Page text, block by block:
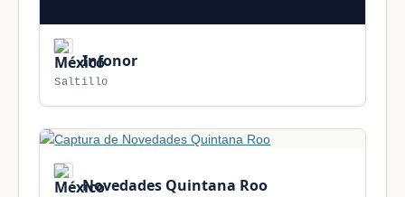
Infonor
Saltillo
Novedades Quintana Roo